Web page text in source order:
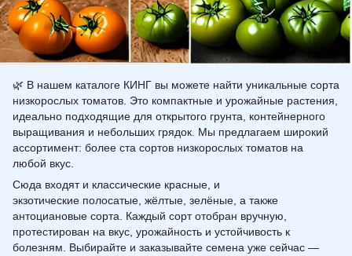
🌿 В нашем каталоге КИНГ вы можете найти уникальные сорта
низкорослых томатов. Это компактные и урожайные растения,
идеально подходящие для открытого грунта, контейнерного
выращивания и небольших грядок. Мы предлагаем широкий
ассортимент: более ста сортов низкорослых томатов на
любой вкус.
Сюда входят и классические красные, и
экзотические полосатые, жёлтые, зелёные, а также
антоциановые сорта. Каждый сорт отобран вручную,
протестирован на вкус, урожайность и устойчивость к
болезням. Выбирайте и заказывайте семена уже сейчас —